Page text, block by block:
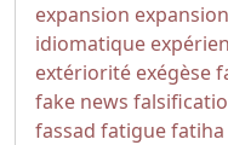
expansion
idiomatique
extériorité exégèse
fake news
fassad fatiguefatiha